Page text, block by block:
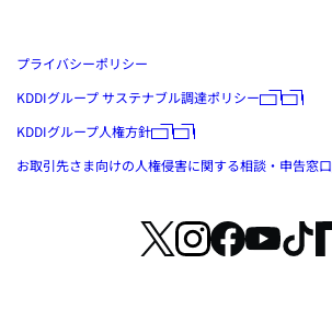
プライバシーポリシー
KDDIグループ サステナブル調達ポリシー
KDDIグループ人権方針
お取引先さま向けの人権侵害に関する相談・申告窓口